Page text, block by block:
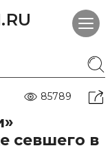
85789
севшего в